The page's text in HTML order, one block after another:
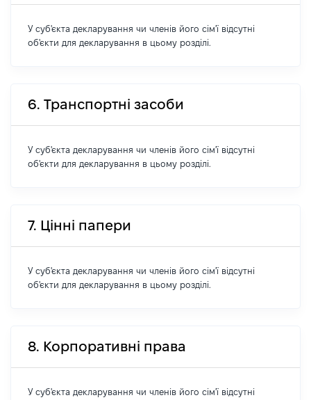
У суб'єкта декларування чи членів його сім'ї відсутні
об'єкти для декларування в цьому розділі.
6. Транспортні засоби
У суб'єкта декларування чи членів його сім'ї відсутні
об'єкти для декларування в цьому розділі.
7. Цінні папери
У суб'єкта декларування чи членів його сім'ї відсутні
об'єкти для декларування в цьому розділі.
8. Корпоративні права
У суб'єкта декларування чи членів його сім'ї відсутні